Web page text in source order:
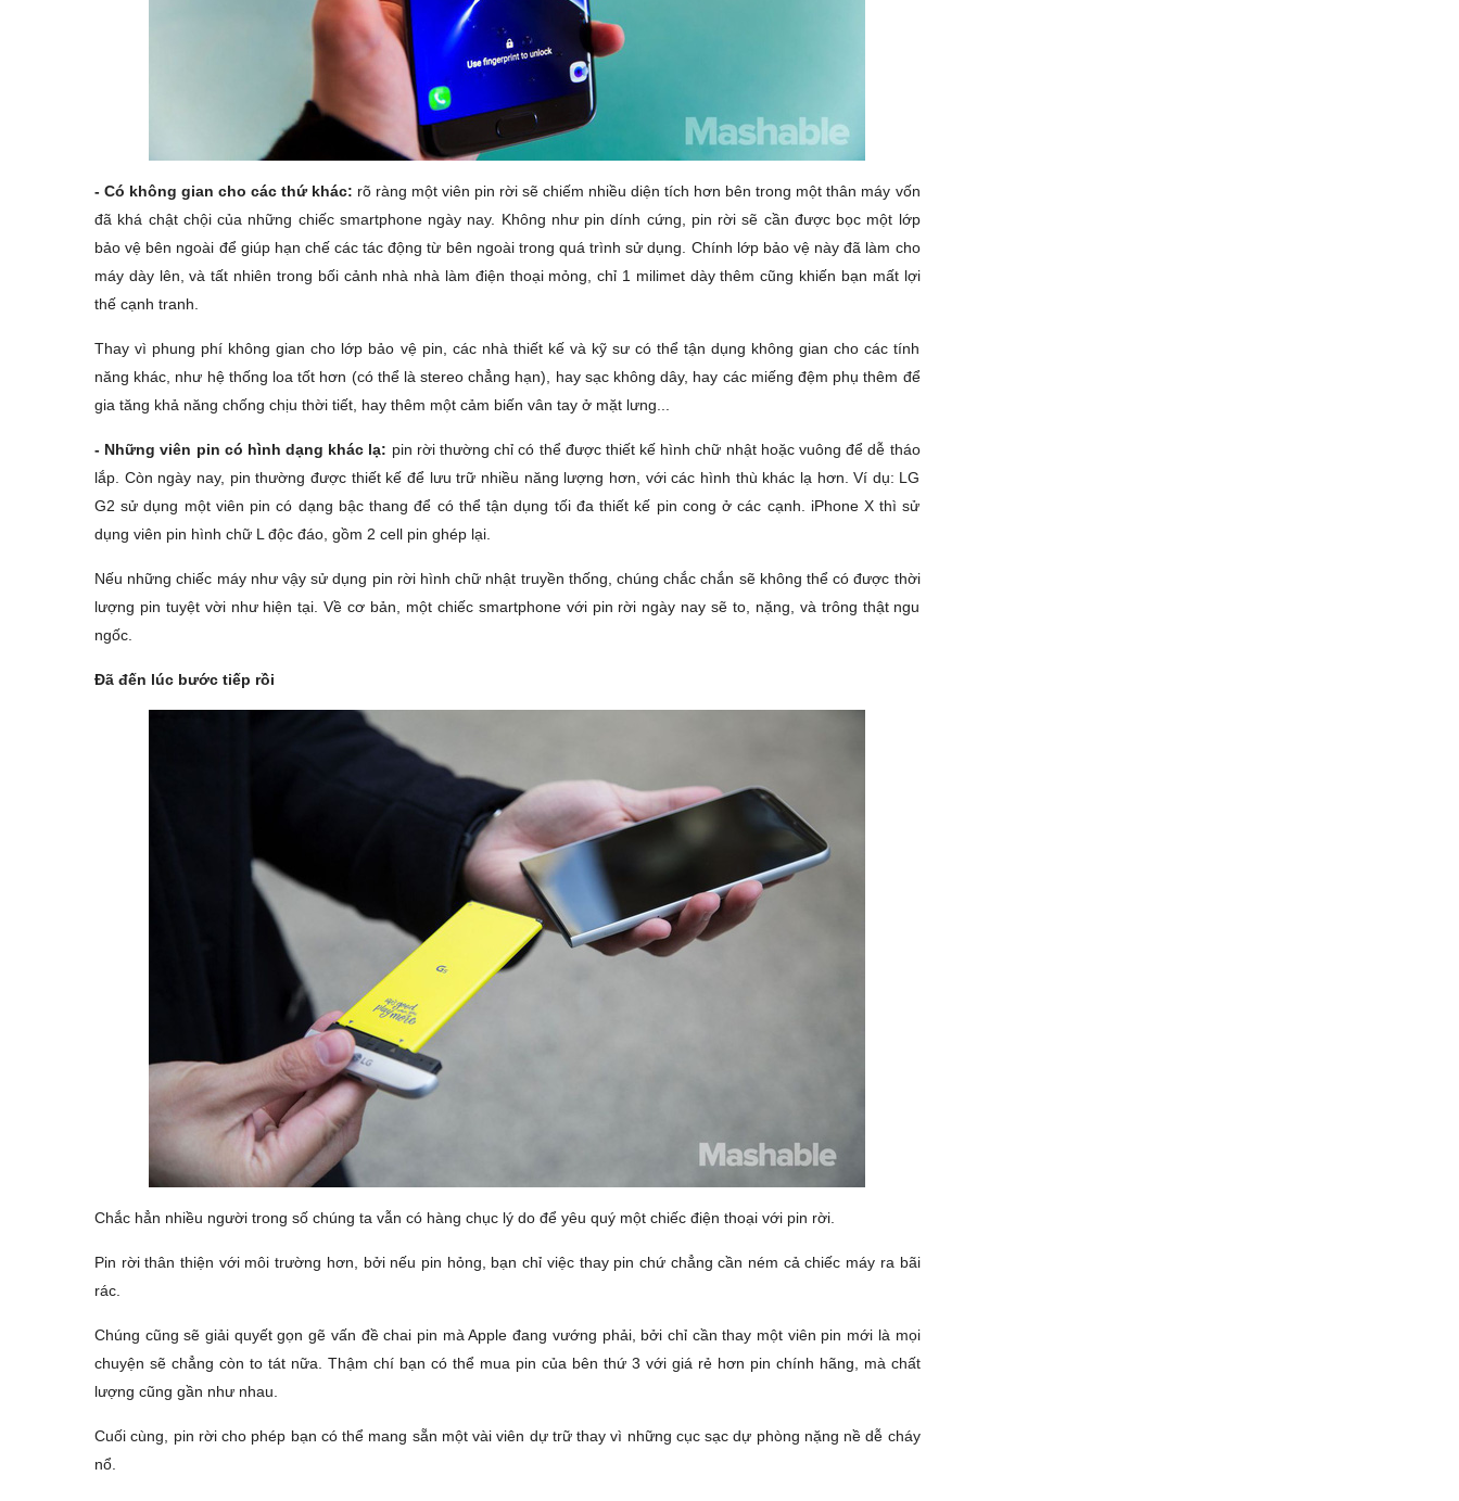
- Có không gian cho các thứ khác: rõ ràng một viên pin rời sẽ chiếm nhiều diện tích hơn bên trong một thân máy vốn
đã khá chật chội của những chiếc smartphone ngày nay. Không như pin dính cứng, pin rời sẽ cần được bọc một lớp
bảo vệ bên ngoài để giúp hạn chế các tác động từ bên ngoài trong quá trình sử dụng. Chính lớp bảo vệ này đã làm cho
máy dày lên, và tất nhiên trong bối cảnh nhà nhà làm điện thoại mỏng, chỉ 1 milimet dày thêm cũng khiến bạn mất lợi
thế cạnh tranh.
Thay vì phung phí không gian cho lớp bảo vệ pin, các nhà thiết kế và kỹ sư có thể tận dụng không gian cho các tính
năng khác, như hệ thống loa tốt hơn (có thể là stereo chẳng hạn), hay sạc không dây, hay các miếng đệm phụ thêm để
gia tăng khả năng chống chịu thời tiết, hay thêm một cảm biến vân tay ở mặt lưng...
- Những viên pin có hình dạng khác lạ: pin rời thường chỉ có thể được thiết kế hình chữ nhật hoặc vuông để dễ tháo
lắp. Còn ngày nay, pin thường được thiết kế để lưu trữ nhiều năng lượng hơn, với các hình thù khác lạ hơn. Ví dụ: LG
G2 sử dụng một viên pin có dạng bậc thang để có thể tận dụng tối đa thiết kế pin cong ở các cạnh. iPhone X thì sử
dụng viên pin hình chữ L độc đáo, gồm 2 cell pin ghép lại.
Nếu những chiếc máy như vậy sử dụng pin rời hình chữ nhật truyền thống, chúng chắc chắn sẽ không thể có được thời
lượng pin tuyệt vời như hiện tại. Về cơ bản, một chiếc smartphone với pin rời ngày nay sẽ to, nặng, và trông thật ngu
ngốc.
Đã đến lúc bước tiếp rồi
Chắc hẳn nhiều người trong số chúng ta vẫn có hàng chục lý do để yêu quý một chiếc điện thoại với pin rời.
Pin rời thân thiện với môi trường hơn, bởi nếu pin hỏng, bạn chỉ việc thay pin chứ chẳng cần ném cả chiếc máy ra bãi
rác.
Chúng cũng sẽ giải quyết gọn gẽ vấn đề chai pin mà Apple đang vướng phải, bởi chỉ cần thay một viên pin mới là mọi
chuyện sẽ chẳng còn to tát nữa. Thậm chí bạn có thể mua pin của bên thứ 3 với giá rẻ hơn pin chính hãng, mà chất
lượng cũng gần như nhau.
Cuối cùng, pin rời cho phép bạn có thể mang sẵn một vài viên dự trữ thay vì những cục sạc dự phòng nặng nề dễ cháy
nổ.